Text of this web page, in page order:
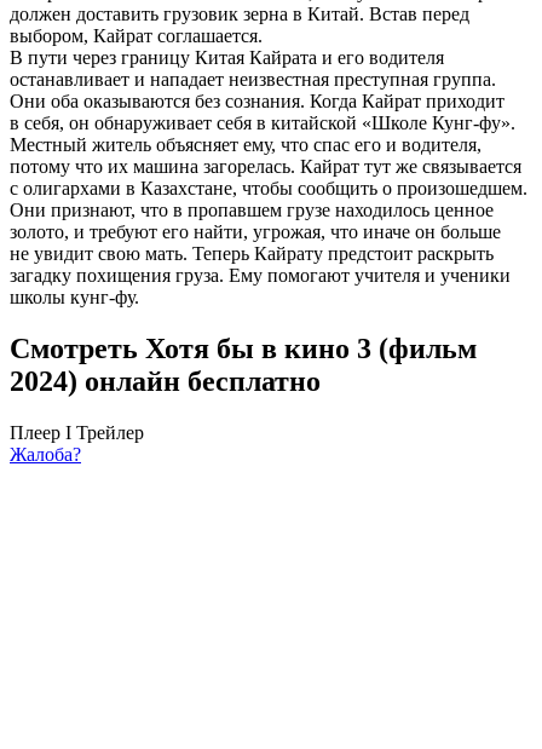
должен доставить грузовик зерна в Китай. Встав перед
выбором, Кайрат соглашается.
В пути через границу Китая Кайрата и его водителя
останавливает и нападает неизвестная преступная группа.
Они оба оказываются без сознания. Когда Кайрат приходит
в себя, он обнаруживает себя в китайской «Школе Кунг-фу».
Местный житель объясняет ему, что спас его и водителя,
потому что их машина загорелась. Кайрат тут же связывается
с олигархами в Казахстане, чтобы сообщить о произошедшем.
Они признают, что в пропавшем грузе находилось ценное
золото, и требуют его найти, угрожая, что иначе он больше
не увидит свою мать. Теперь Кайрату предстоит раскрыть
загадку похищения груза. Ему помогают учителя и ученики
школы кунг-фу.
Смотреть Хотя бы в кино 3 (фильм
2024) онлайн бесплатно
Плеер I Трейлер
Жалоба?